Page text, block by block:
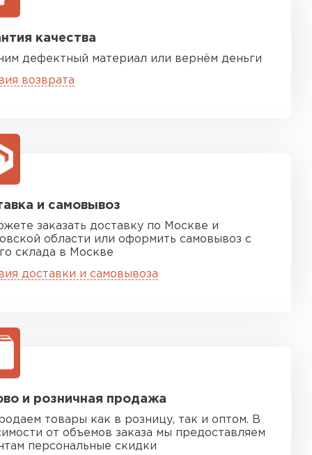
качества
дефектный материал или вернём деньги
возврата
и самовывоз
заказать доставку по Москве и
области или оформить самовывоз с
склада в Москве
доставки и самовывоза
и розничная продажа
товары как в розницу, так и оптом. В
от объемов заказа мы предоставляем
персональные скидки
черепица